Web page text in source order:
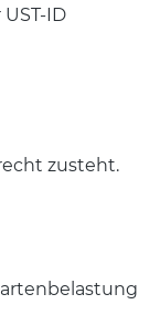
ID
zusteht.